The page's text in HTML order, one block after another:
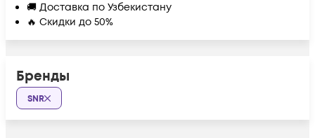
🚚 Доставка по Узбекистану
🔥 Скидки до 50%
Бренды
SNR